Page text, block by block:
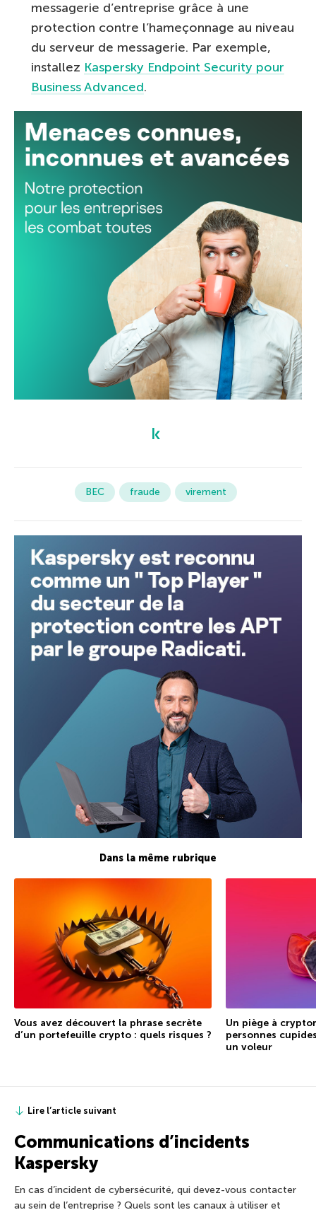
messagerie d’entreprise grâce à une
protection contre l’hameçonnage au niveau
du serveur de messagerie. Par exemple,
installez Kaspersky Endpoint Security pour
Business Advanced.
BEC fraude virement
Dans la même rubrique
Vous avez découvert la phrase secrète
d’un portefeuille crypto : quels risques ?
Un piège à
personnes
un voleur
Lire l’article suivant
Communications d’incidents
Kaspersky
En cas d’incident de cybersécurité, qui devez-vous contacter
au sein de l’entreprise ? Quels sont les canaux à utiliser et